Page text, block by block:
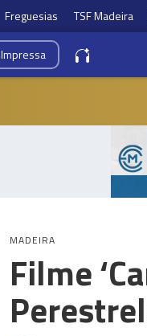
Freguesias TSF Madeira
Impressa
MADEIRA
Filme